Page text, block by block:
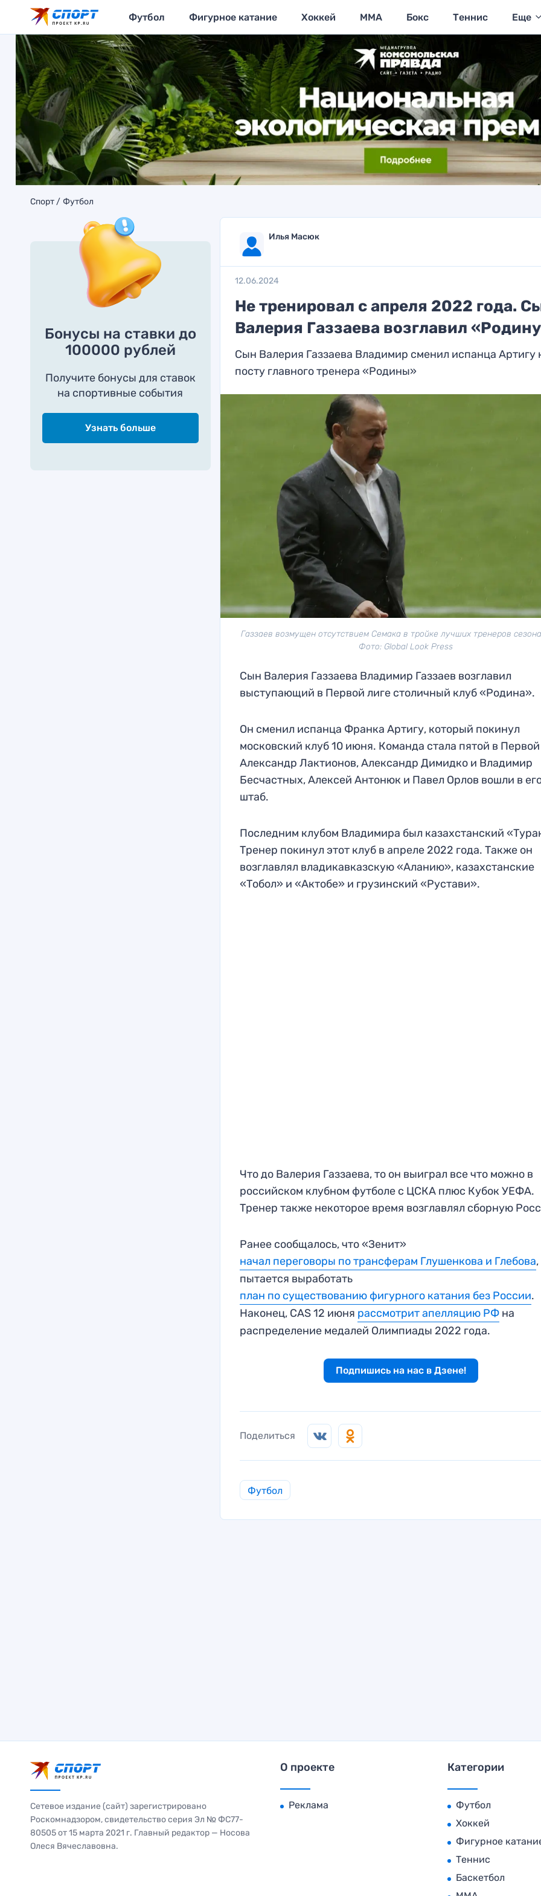
Футбол Фигурное катание Хоккей MMA Бокс Теннис Еще
Спорт Футбол
Бонусы на ставки до
100000 рублей
Получите бонусы для ставок
на спортивные события
Узнать больше
Илья Масюк
12.06.2024
Не тренировал с апреля 2022 года.
Валерия Газзаева возглавил
Сын Валерия Газзаева Владимир сменил испанца Артигу
посту главного тренера «Родины»
Газзаев возмущен отсутствием Семака в тройке лучших тренеров
Фото: Global Look Press
Сын Валерия Газзаева Владимир Газзаев возглавил
выступающий в Первой лиге столичный клуб «Родина».
Он сменил испанца Франка Артигу, который покинул
московский клуб 10 июня. Команда стала пятой в
Александр Лактионов, Александр Димидко и Владимир
Бесчастных, Алексей Антонюк и Павел Орлов вошли в
штаб.
Последним клубом Владимира был казахстанский
Тренер покинул этот клуб в апреле 2022 года. Также он
возглавлял владикавказскую «Аланию», казахстанские
«Тобол» и «Актобе» и грузинский «Рустави».
Что до Валерия Газзаева, то он выиграл все что можно в
российском клубном футболе с ЦСКА плюс Кубок УЕФА.
Тренер также некоторое время возглавлял сборную
Ранее сообщалось, что «Зенит»
начал переговоры по трансферам Глушенкова и Глебова
пытается выработать
план по существованию фигурного катания без России.
Наконец, CAS 12 июня рассмотрит апелляцию РФ на
распределение медалей Олимпиады 2022 года.
Подпишись на нас в Дзене!
Поделиться
Футбол
Сетевое издание (сайт) зарегистрировано
Роскомнадзором, свидетельство серия Эл № ФС77-
80505 от 15 марта 2021 г. Главный редактор — Носова
Олеся Вячеславовна.
О проекте
Реклама
Категории
Футбол
Хоккей
Фигурное
Теннис
Баскетбол